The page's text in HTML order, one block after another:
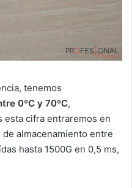
tenemos
0ºC y 70ºC,
esta cifra entraremos en
almacenamiento entre
hasta 1500G en 0,5 ms,